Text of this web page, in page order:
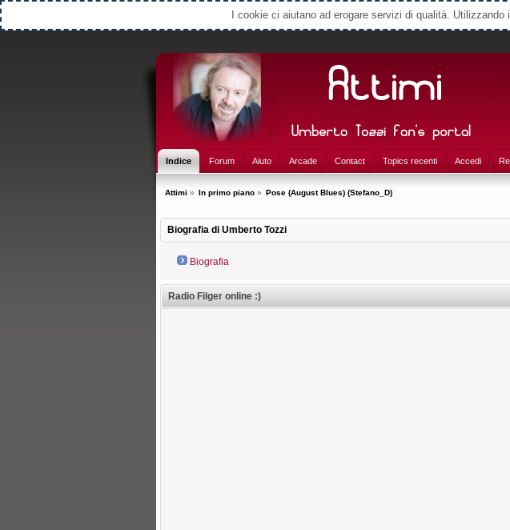
Select Language
Indice Forum Aiuto Arcade Contact Topics recenti Accedi
Attimi » In primo piano » Pose (August Blues) (Stefano_D)
Biografia di Umberto Tozzi
Biografia
Radio Filger online :)
I cookie ci aiutano ad erogare servizi di qualità.